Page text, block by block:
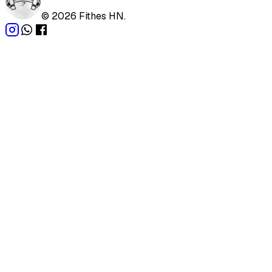
© 2026 Fithes HN.